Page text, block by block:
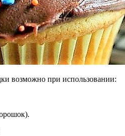
возможно при использовании: